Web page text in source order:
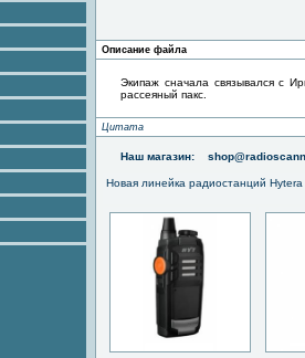
Описание файла
Экипаж сначала связывался с
рассеяный пакс.
Цитата
Наш магазин:
Новая линейка радиостанций